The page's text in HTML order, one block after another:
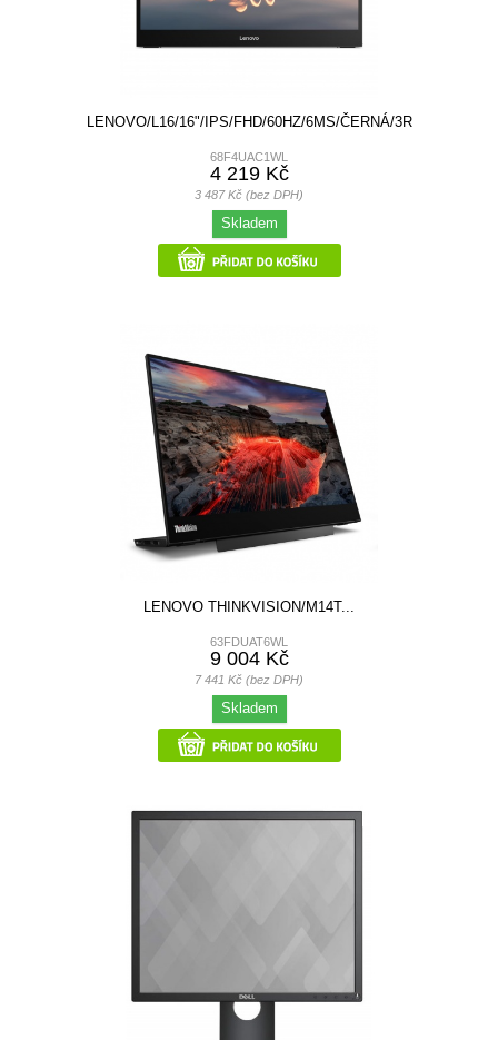
LENOVO/L16/16"/IPS/FHD/60HZ/6MS/ČERNÁ/3R
68F4UAC1WL
4 219 Kč
3 487 Kč (bez DPH)
Skladem
LENOVO THINKVISION/M14T...
63FDUAT6WL
9 004 Kč
7 441 Kč (bez DPH)
Skladem